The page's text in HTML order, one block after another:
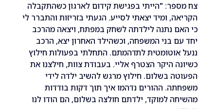
"הייתי בפגישת קידום לארגון כשהתקבלה
ומיד יצאתי לסייע. הגעתי בזריזות והתברר לי
נתנה לילדתה לשחק במפתח, ויצאה מהרכב
בני המשפחה, וכשהילד האחרון יצא, הרכב
לתדהמתם. התחלתי בפעולות חילוץ
היקר הצטרף אליי. בעבודת צוות, חילצנו את
בשלום. חילוץ מרגש להשיב ילדה לידי
ההורים נדהמו איך תוך דקות בודדות
למוקד, ילדתם חולצה בשלום, הם הודו לנו